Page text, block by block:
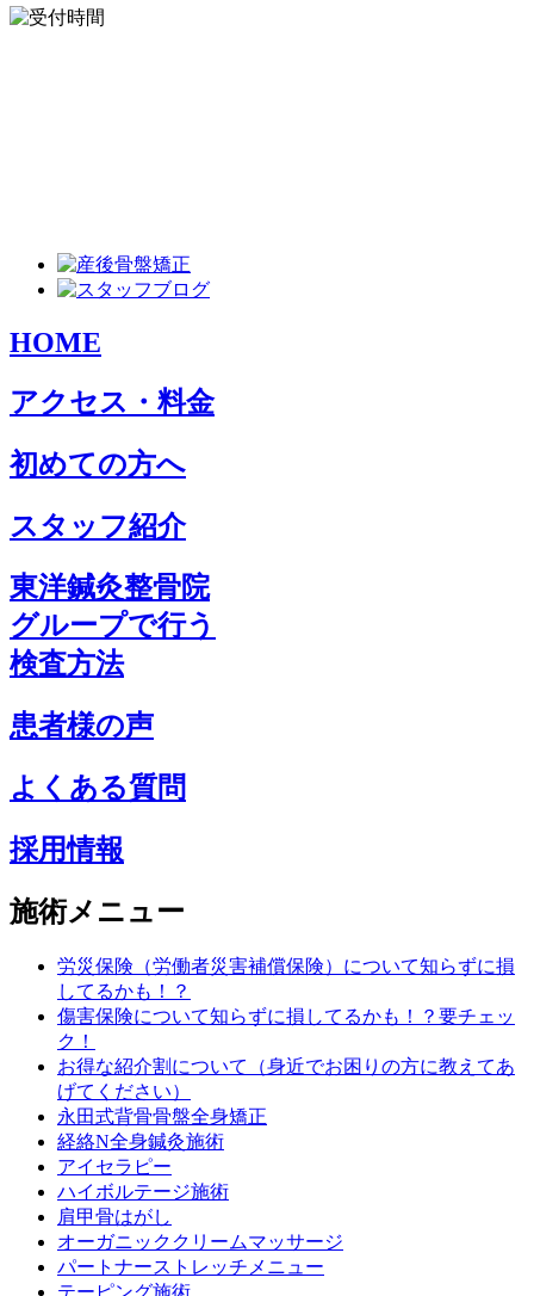
HOME
アクセス・料金
初めての方へ
スタッフ紹介
東洋鍼灸整骨院
グループで行う
検査方法
患者様の声
よくある質問
採用情報
施術メニュー
労災保険（労働者災害補償保険）について知らずに損
してるかも！？
傷害保険について知らずに損してるかも！？要チェッ
ク！
お得な紹介割について（身近でお困りの方に教えてあ
げてください）
永田式背骨骨盤全身矯正
経絡N全身鍼灸施術
アイセラピー
ハイボルテージ施術
肩甲骨はがし
オーガニッククリームマッサージ
パートナーストレッチメニュー
テーピング施術